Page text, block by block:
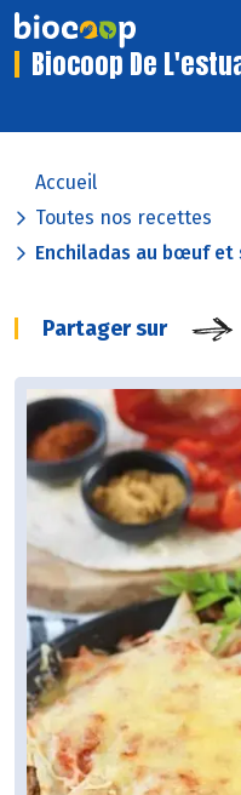
Biocoop De
Accueil
Toutes nos recettes
Enchiladas au bœuf et
Partager sur